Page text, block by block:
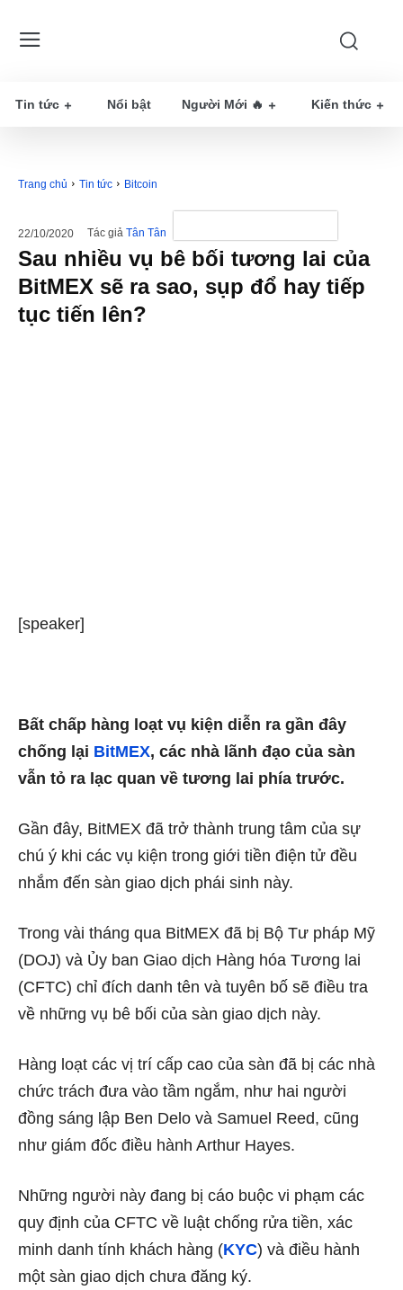
Tin tức Nổi bật Người Mới 🔥 Kiến thức
Trang chủ Tin tức Bitcoin
22/10/2020 Tác giả Tân Tân
Sau nhiều vụ bê bối tương lai của
BitMEX sẽ ra sao, sụp đổ hay tiếp
tục tiến lên?
[speaker]
Bất chấp hàng loạt vụ kiện diễn ra gần đây
chống lại BitMEX, các nhà lãnh đạo của sàn
vẫn tỏ ra lạc quan về tương lai phía trước.
Gần đây, BitMEX đã trở thành trung tâm của sự
chú ý khi các vụ kiện trong giới tiền điện tử đều
nhắm đến sàn giao dịch phái sinh này.
Trong vài tháng qua BitMEX đã bị Bộ Tư pháp Mỹ
(DOJ) và Ủy ban Giao dịch Hàng hóa Tương lai
(CFTC) chỉ đích danh tên và tuyên bố sẽ điều tra
về những vụ bê bối của sàn giao dịch này.
Hàng loạt các vị trí cấp cao của sàn đã bị các nhà
chức trách đưa vào tầm ngắm, như hai người
đồng sáng lập Ben Delo và Samuel Reed, cũng
như giám đốc điều hành Arthur Hayes.
Những người này đang bị cáo buộc vi phạm các
quy định của CFTC về luật chống rửa tiền, xác
minh danh tính khách hàng (KYC) và điều hành
một sàn giao dịch chưa đăng ký.